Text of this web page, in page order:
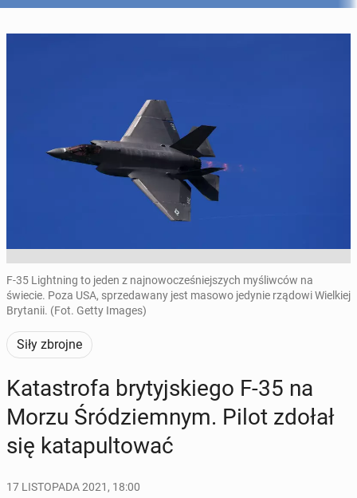
F-35 Lightning to jeden z najnowocześniejszych myśliwców na
świecie. Poza USA, sprzedawany jest masowo jedynie rządowi Wielkiej
Brytanii. (Fot. Getty Images)
Siły zbrojne
Ka­ta­stro­fa bry­tyj­skie­go F-35 na
Morzu Śród­ziem­nym. Pilot zdołał
się ka­ta­pul­to­wać
17 LISTOPADA 2021, 18:00